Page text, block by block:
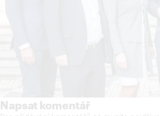
Napsat komentář